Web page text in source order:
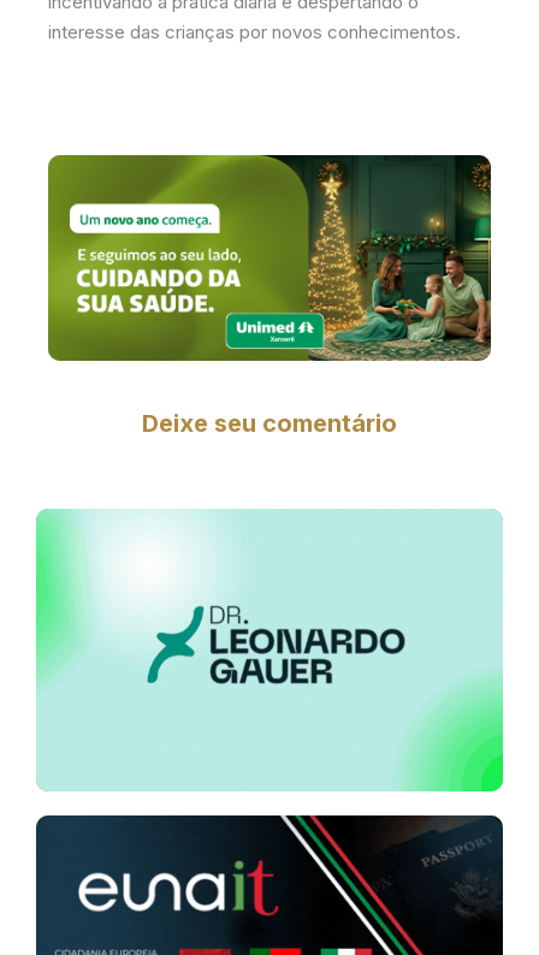
interesse das crianças por novos conhecimentos.
Deixe seu comentário